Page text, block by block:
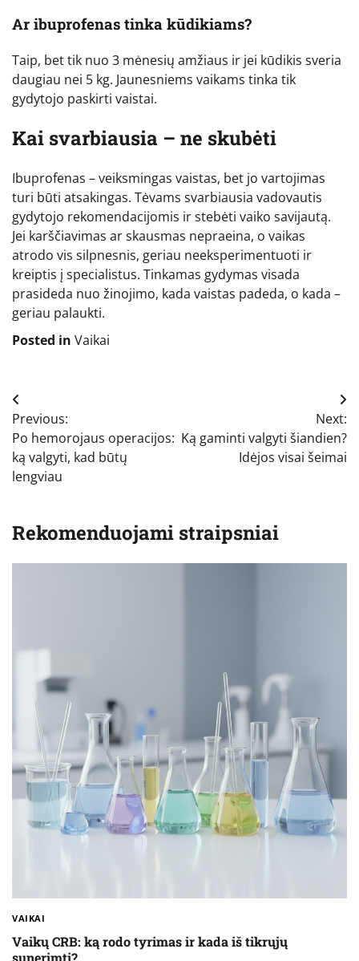
Ar ibuprofenas tinka kūdikiams?
Taip, bet tik nuo 3 mėnesių amžiaus ir jei kūdikis sveria
daugiau nei 5 kg. Jaunesniems vaikams tinka tik
gydytojo paskirti vaistai.
Kai svarbiausia – ne skubėti
Ibuprofenas – veiksmingas vaistas, bet jo vartojimas
turi būti atsakingas. Tėvams svarbiausia vadovautis
gydytojo rekomendacijomis ir stebėti vaiko savijautą.
Jei karščiavimas ar skausmas nepraeina, o vaikas
atrodo vis silpnesnis, geriau neeksperimentuoti ir
kreiptis į specialistus. Tinkamas gydymas visada
prasideda nuo žinojimo, kada vaistas padeda, o kada –
geriau palaukti.
Posted in Vaikai
Navigacija
tarp
įrašų
Previous:
Po hemorojaus operacijos:
ką valgyti, kad būtų
lengviau
Next:
Ką gaminti valgyti šiandien?
Idėjos visai šeimai
Rekomenduojami straipsniai
VAIKAI
Vaikų CRB: ką rodo tyrimas ir kada iš tikrųjų
sunerimti?